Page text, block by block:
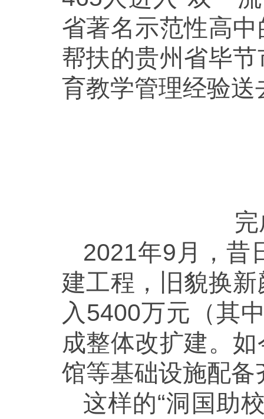
省著名示范性高
帮扶的贵州省毕
育教学管理经验送
2021年9月，昔
建工程，旧貌换
入5400万元（其
成整体改扩建。
馆等基础设施配备
这样的“洞国助